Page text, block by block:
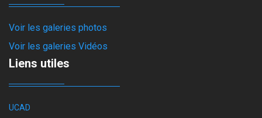
Voir les galeries photos
Voir les galeries Vidéos
Liens utiles
UCAD